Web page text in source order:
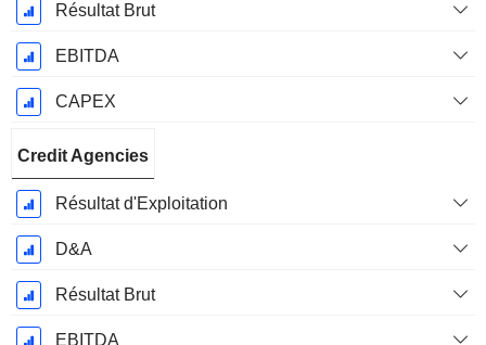
Résultat Brut
EBITDA
CAPEX
Credit Agencies
Résultat d'Exploitation
D&A
Résultat Brut
EBITDA